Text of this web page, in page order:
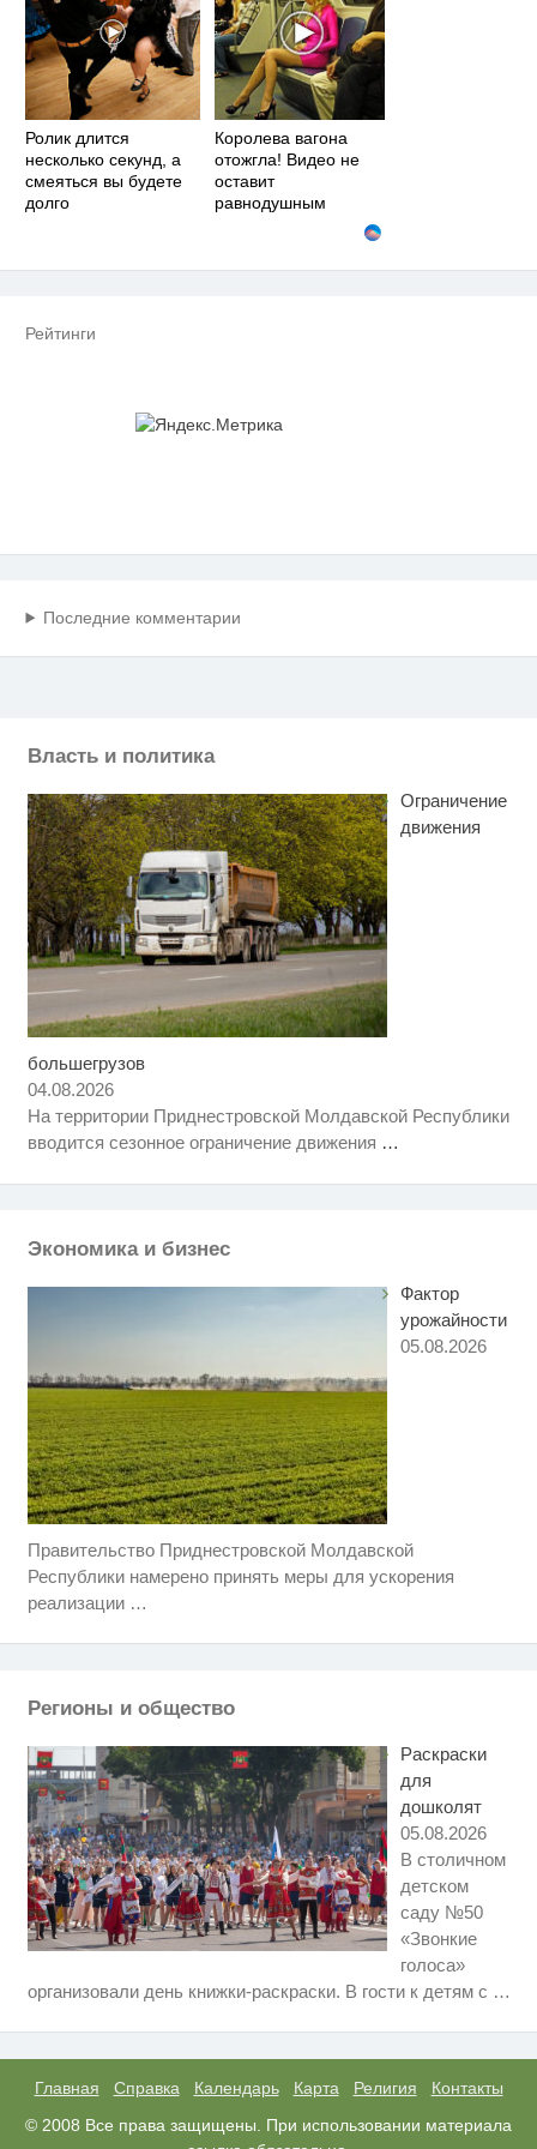
Ролик длится
несколько секунд, а
смеяться вы будете
долго
Королева вагона
отожгла! Видео не
оставит
равнодушным
Рейтинги
Последние комментарии
Власть и политика
Ограничение
движения
большегрузов
04.08.2026
На территории Приднестровской Молдавской Республики
вводится сезонное ограничение движения …
Экономика и бизнес
Фактор
урожайности
05.08.2026
Правительство Приднестровской Молдавской
Республики намерено принять меры для ускорения
реализации …
Регионы и общество
Раскраски
для
дошколят
05.08.2026
В столичном
детском
саду №50
«Звонкие
голоса»
организовали день книжки-раскраски. В гости к детям с …
Главная Справка Календарь Карта Религия
Контакты
© 2008 Все права защищены. При использовании материала
Скрытая камера на пляже
а смеяться вы будете долго
i
Этот танец невесты оставит вас
вы будете в шоке от увиденного
смеяться долго
Крыма: Что люди вытворяют,
i
Королева вагона отожгла! Видео
не оставит равнодушным